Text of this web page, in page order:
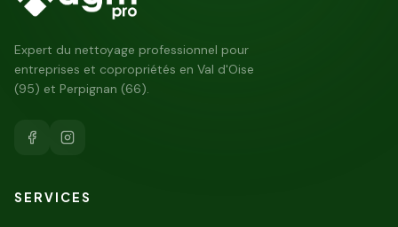
Expert du nettoyage professionnel pour
entreprises et copropriétés en Val d'Oise
(95) et Perpignan (66).
SERVICES